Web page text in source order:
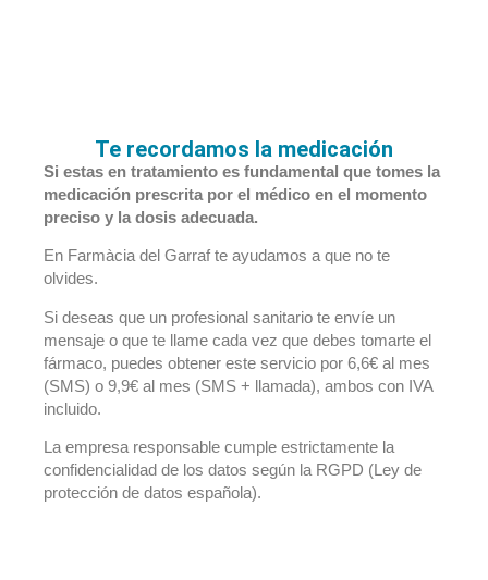
Te recordamos la medicación
Si estas en tratamiento es fundamental que tomes la
medicación prescrita por el médico en el momento
preciso y la dosis adecuada.
En Farmàcia del Garraf te ayudamos a que no te
olvides.
Si deseas que un profesional sanitario te envíe un
mensaje o que te llame cada vez que debes tomarte el
fármaco, puedes obtener este servicio por 6,6€ al mes
(SMS) o 9,9€ al mes (SMS + llamada), ambos con IVA
incluido.
La empresa responsable cumple estrictamente la
confidencialidad de los datos según la RGPD (Ley de
protección de datos española).